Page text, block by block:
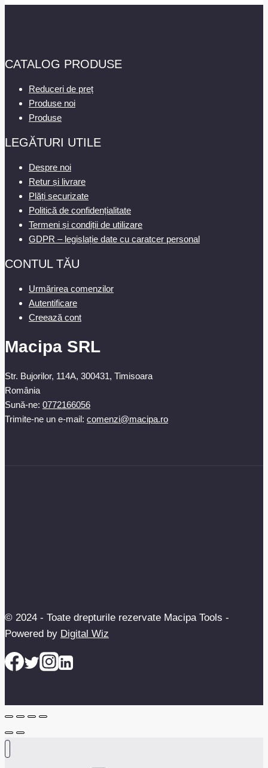
CATALOG PRODUSE
Reduceri de preț
Produse noi
Produse
LEGĂTURI UTILE
Despre noi
Retur și livrare
Plăți securizate
Politică de confidențialitate
Termeni și condiții de utilizare
GDPR – legislație date cu caratcer personal
CONTUL TĂU
Urmărirea comenzilor
Autentificare
Creează cont
Macipa SRL
Str. Bujorilor, 114A, 300431, Timisoara
România
Sună-ne: 0772166056
Trimite-ne un e-mail: comenzi@macipa.ro
© 2024 - Toate drepturile rezervate Macipa Tools -
Powered by Digital Wiz